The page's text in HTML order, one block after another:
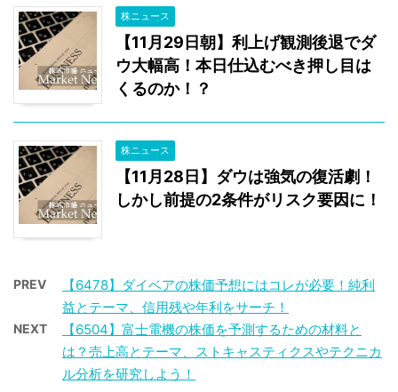
株ニュース
【11月29日朝】利上げ観測後退でダ
ウ大幅高！本日仕込むべき押し目は
くるのか！？
株ニュース
【11月28日】ダウは強気の復活劇！
しかし前提の2条件がリスク要因に！
PREV
【6478】ダイベアの株価予想にはコレが必要！純利
益とテーマ、信用残や年利をサーチ！
NEXT
【6504】富士電機の株価を予測するための材料と
は？売上高とテーマ、ストキャスティクスやテクニカ
ル分析を研究しよう！